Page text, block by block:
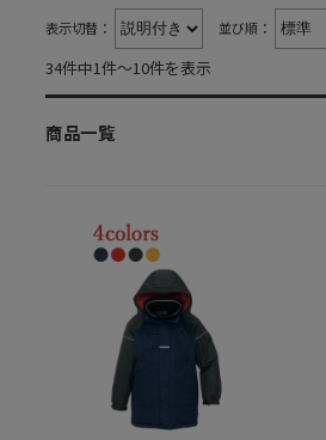
表示切替： 並び順：
34件中1件～10件を表示
商品一覧